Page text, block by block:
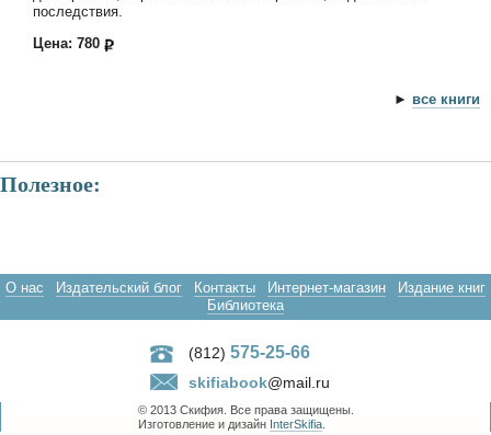
последствия.
Цена: 780
► все книги
Полезное:
О нас Издательский блог Контакты Интернет-магазин
Издание книг
Библиотека
(812) 575-25-66
skifiabook@mail.ru
© 2013 Скифия. Все права защищены.
Изготовление и дизайн InterSkifia.